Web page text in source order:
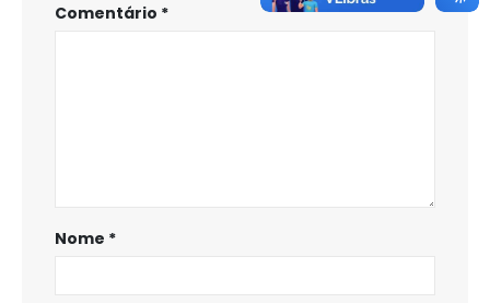
Comentário *
Nome *